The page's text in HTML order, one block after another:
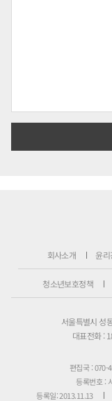
회사소개 윤리
청소년보호정책
서울특별시 성
대표전화 :
편집국 : 070-
등록번호 :
등록일: 2013.11.13